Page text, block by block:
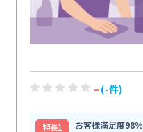
- (-件)
特⻑1
お客様満足度98